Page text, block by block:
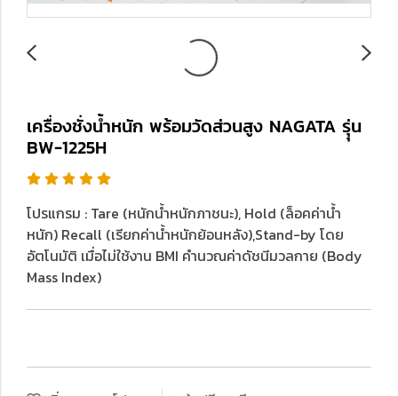
เครื่องชั่งน้ำหนัก พร้อมวัดส่วนสูง NAGATA รุุ่น
BW-1225H
โปรแกรม : Tare (หนักน้ำหนักภาชนะ), Hold (ล็อคค่าน้ำ
หนัก) Recall (เรียกค่าน้ำหนักย้อนหลัง),Stand-by โดย
อัตโนมัติ เมื่อไม่ใช้งาน BMI คำนวณค่าดัชนีมวลกาย (Body
Mass Index)